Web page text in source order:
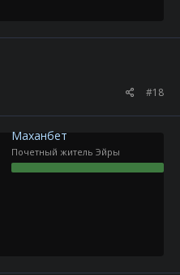
#18
Маханбет
Почетный житель Эйры